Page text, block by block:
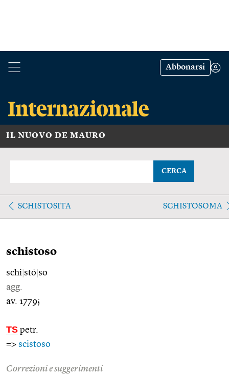
Abbonarsi
IL NUOVO DE MAURO
CERCA
SCHISTOSITA SCHISTOSOMA
schistoso
schi stó so
agg.
av. 1779;
TS petr.
=> scistoso
Correzioni e suggerimenti